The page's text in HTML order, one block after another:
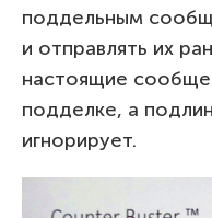
поддельным
и отправлять их
настоящие
подделке, а
игнорирует.